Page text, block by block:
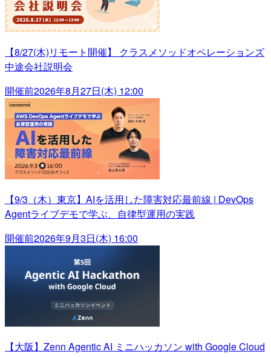
【8/27(木)リモート開催】 クラスメソッドオペレーションズ
中途会社説明会
開催前2026年8月27日(木) 12:00
【9/3（木）東京】AIを活用した障害対応最前線 | DevOps
Agentライブデモで学ぶ、自律型運用の実践
開催前2026年9月3日(木) 16:00
【大阪】Zenn Agentic AI ミニハッカソン with Google Cloud